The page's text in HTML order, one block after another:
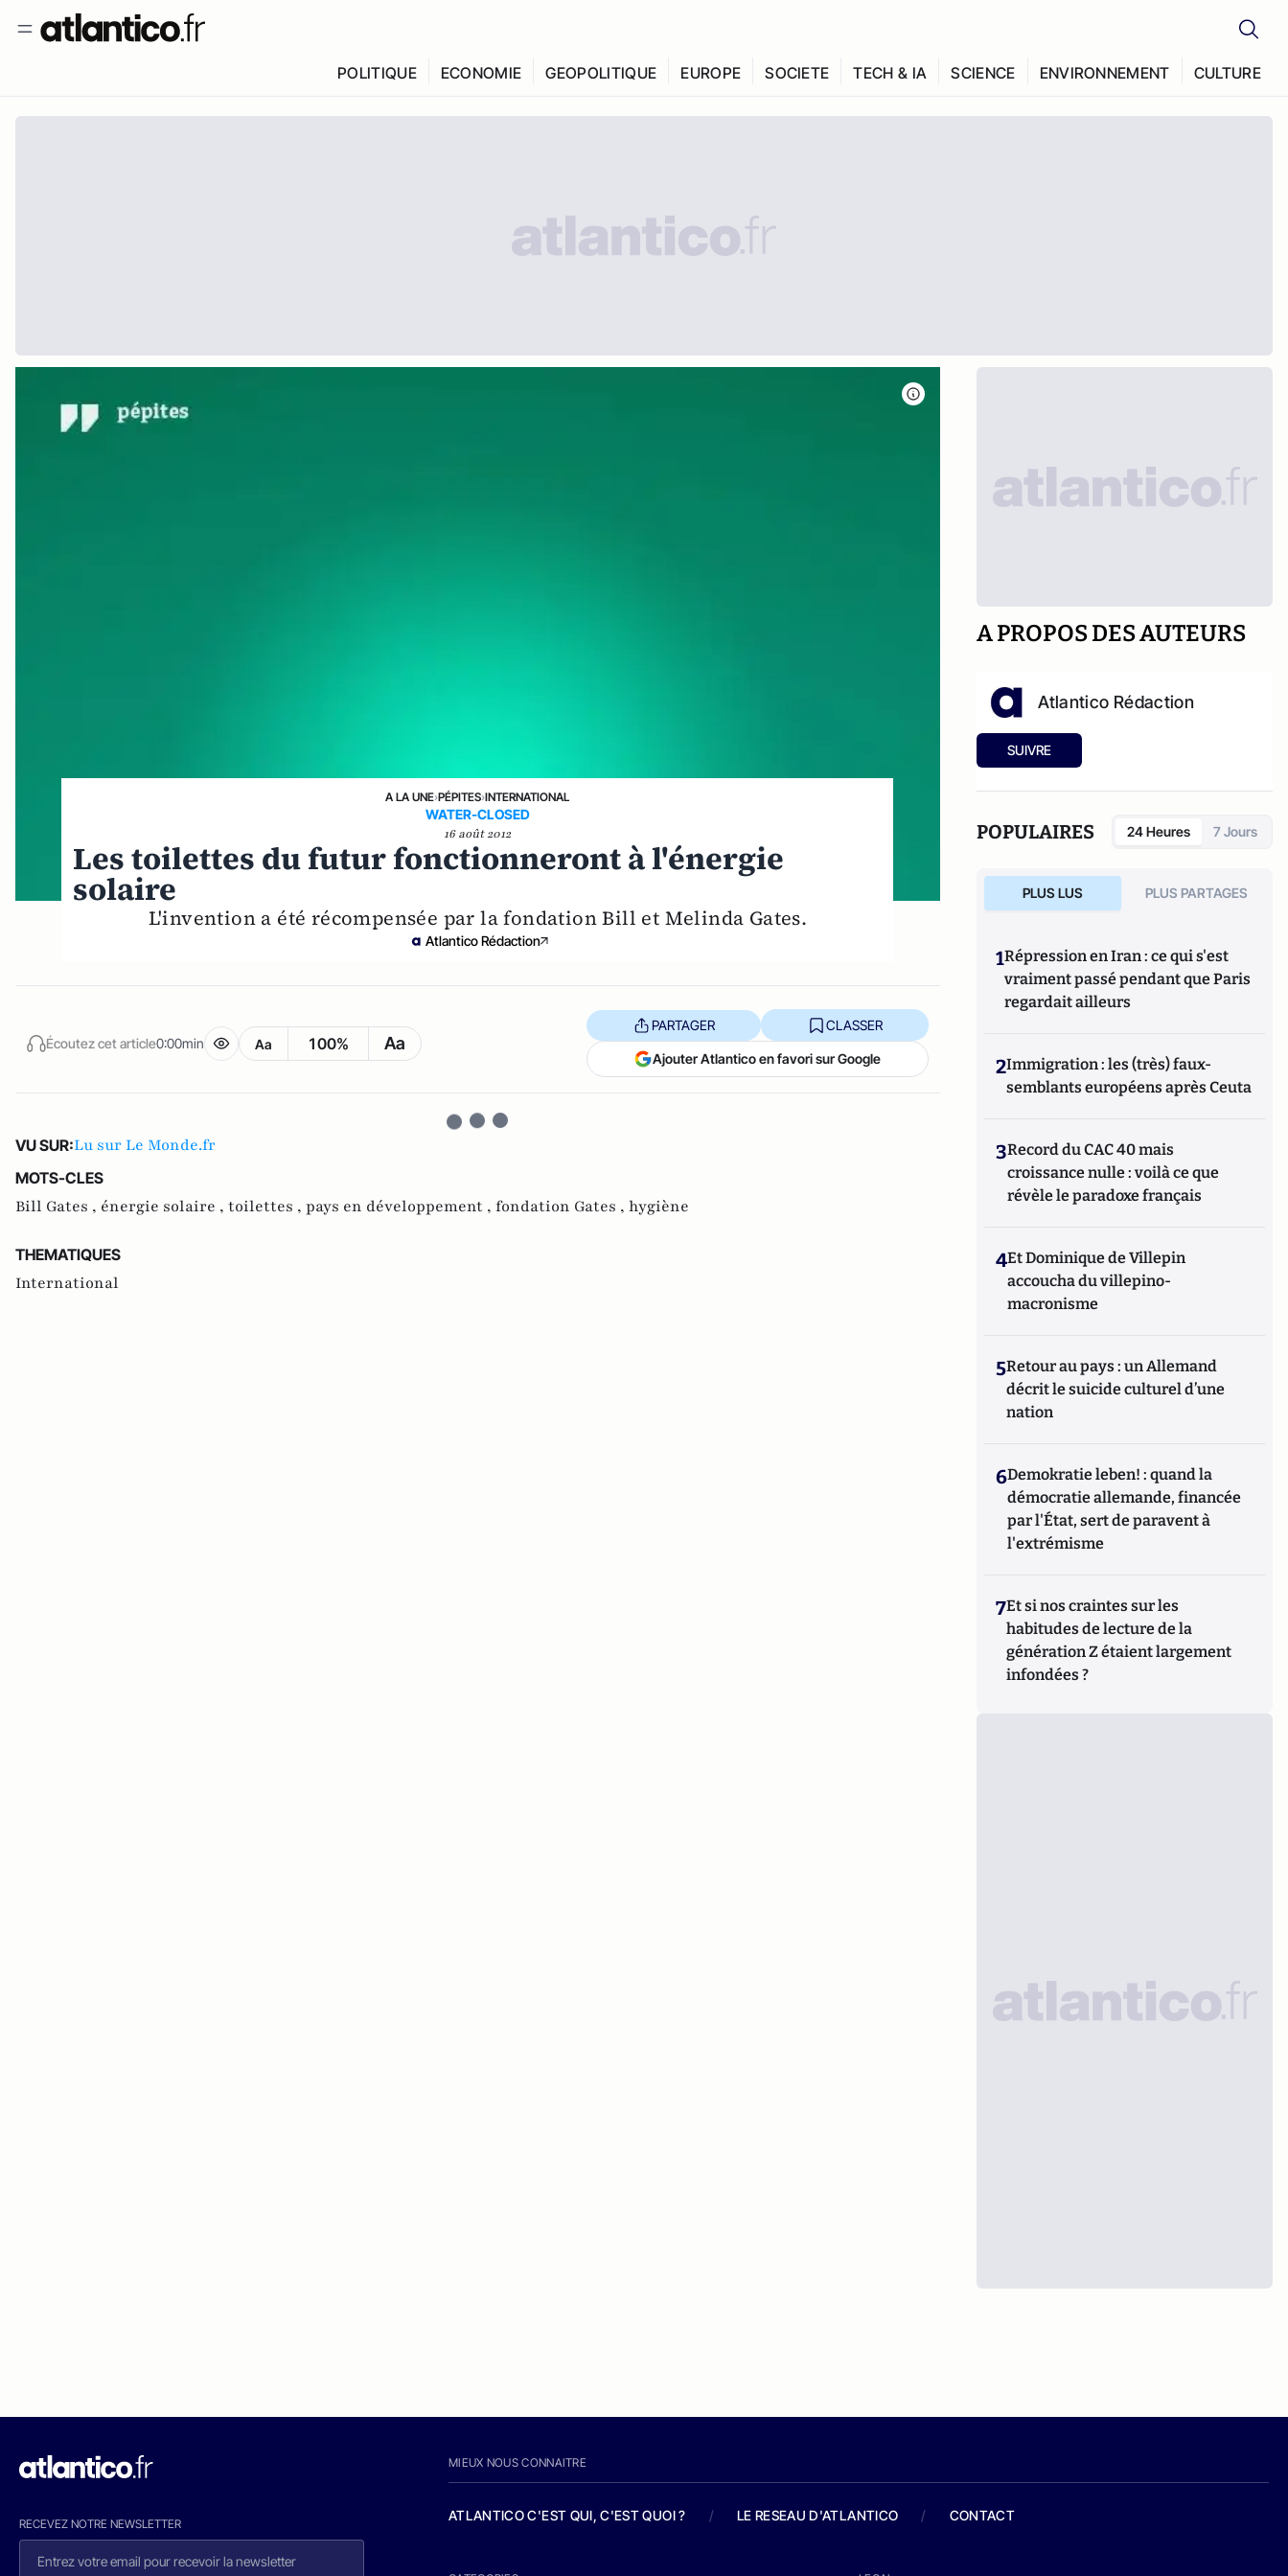
POLITIQUE ECONOMIE GEOPOLITIQUE EUROPE SOCIETE TECH & IA SCIENCE ENVIRONNEMENT CULTURE
A LA UNE›PÉPITES›INTERNATIONAL
WATER-CLOSED
16 août 2012
Les toilettes du futur fonctionneront à l'énergie
solaire
L'invention a été récompensée par la fondation Bill et Melinda Gates.
Atlantico Rédaction
Écoutez cet article0:00min Aa 100% Aa
PARTAGER CLASSER
Ajouter Atlantico en favori sur Google
VU SUR:Lu sur Le Monde.fr
MOTS-CLES
Bill Gates , énergie solaire , toilettes , pays en développement , fondation Gates , hygiène
THEMATIQUES
International
A PROPOS DES AUTEURS
Atlantico Rédaction
SUIVRE
POPULAIRES 24 Heures 7 Jours
PLUS LUS PLUS PARTAGES
1Répression en Iran : ce qui s'est
vraiment passé pendant que Paris
regardait ailleurs
2Immigration : les (très) faux-
semblants européens après Ceuta
3Record du CAC 40 mais
croissance nulle : voilà ce que
révèle le paradoxe français
4Et Dominique de Villepin
accoucha du villepino-
macronisme
5Retour au pays : un Allemand
décrit le suicide culturel d’une
nation
6Demokratie leben! : quand la
démocratie allemande, financée
par l'État, sert de paravent à
l'extrémisme
7Et si nos craintes sur les
habitudes de lecture de la
génération Z étaient largement
infondées ?
RECEVEZ NOTRE NEWSLETTER
MIEUX NOUS CONNAITRE
ATLANTICO C'EST QUI, C'EST QUOI ? / LE RESEAU D'ATLANTICO / CONTACT